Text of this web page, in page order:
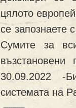
цялото
се запознаете
Сумите за
30.09.2022 -
системата на